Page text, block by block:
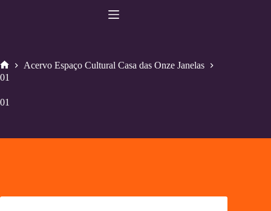
Home
Acervo Espaço Cultural Casa das Onze Janelas
01
01